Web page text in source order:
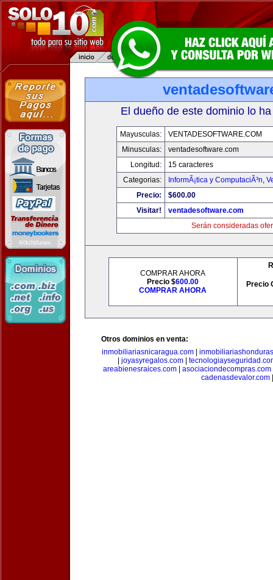
El dueño de este dominio lo
Mayusculas:
VENTADESOFTWARE.COM
Minusculas:
ventadesoftware.com
Longitud:
15 caracteres
Categorias:
InformÃ¡tica y ComputaciÃ³n,
Precio:
$600.00
Visitar!
ventadesoftware.com
Serán consideradas
COMPRAR AHORA
Precio $600.00
COMPRAR AHORA
Precio
Otros dominios en venta:
inmobiliariasnicaragua.com|
joyasyregalos.com
areabienesraices.com| asociaciondecompras.com
cadenasdevalor.com|